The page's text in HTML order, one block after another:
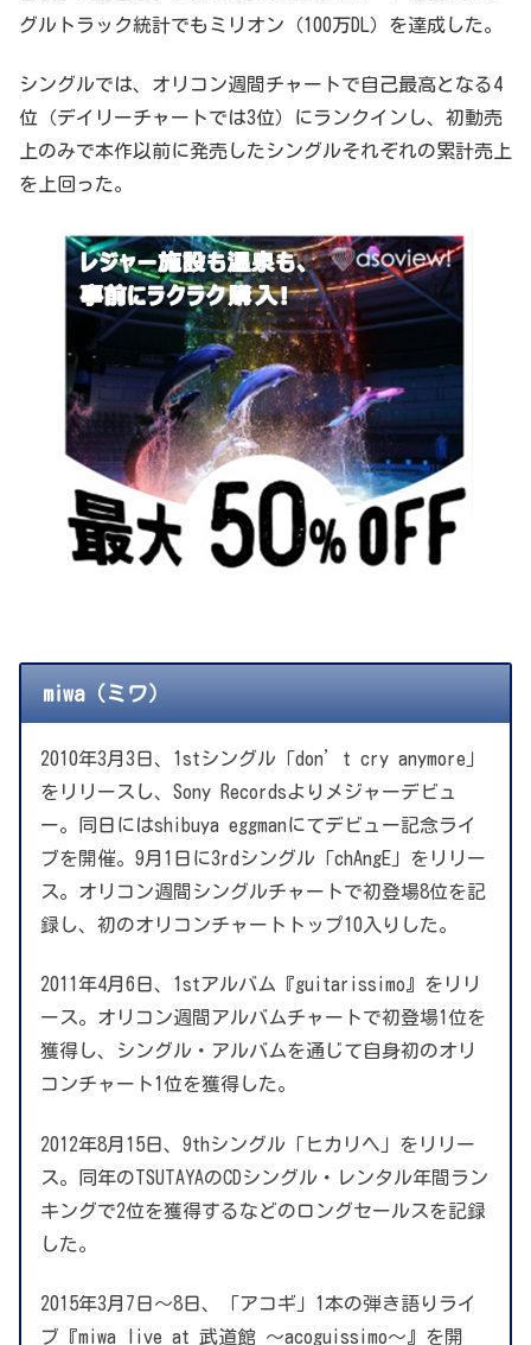
グルトラック統計でもミリオン（100万DL）を達成した。
シングルでは、オリコン週間チャートで自己最高となる4
位（デイリーチャートでは3位）にランクインし、初動売
上のみで本作以前に発売したシングルそれぞれの累計売上
を上回った。
miwa（ミワ）
2010年3月3日、1stシングル「don’t cry anymore」
をリリースし、Sony Recordsよりメジャーデビュ
ー。同日にはshibuya eggmanにてデビュー記念ライ
ブを開催。9月1日に3rdシングル「chAngE」をリリー
ス。オリコン週間シングルチャートで初登場8位を記
録し、初のオリコンチャートトップ10入りした。
2011年4月6日、1stアルバム『guitarissimo』をリリ
ース。オリコン週間アルバムチャートで初登場1位を
獲得し、シングル・アルバムを通じて自身初のオリ
コンチャート1位を獲得した。
2012年8月15日、9thシングル「ヒカリヘ」をリリー
ス。同年のTSUTAYAのCDシングル・レンタル年間ラン
キングで2位を獲得するなどのロングセールスを記録
した。
2015年3月7日〜8日、「アコギ」1本の弾き語りライ
ブ『miwa live at 武道館 〜acoguissimo〜』を開